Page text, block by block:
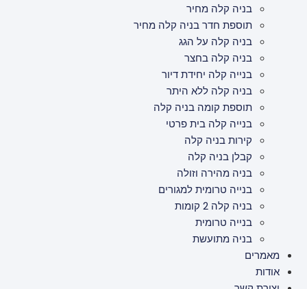
בניה קלה מחיר
תוספת חדר בניה קלה מחיר
בניה קלה על הגג
בניה קלה בחצר
בנייה קלה יחידת דיור
בניה קלה ללא היתר
תוספת קומה בניה קלה
בנייה קלה בית פרטי
קירות בניה קלה
קבלן בניה קלה
בניה מהירה וזולה
בנייה טרומית למגורים
בניה קלה 2 קומות
בנייה טרומית
בניה מתועשת
מאמרים
אודות